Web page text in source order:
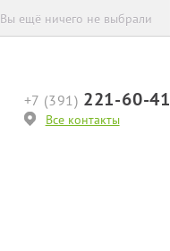
Вы ещё ничего не выбрали
+7 (391) 221-60-41
Все контакты